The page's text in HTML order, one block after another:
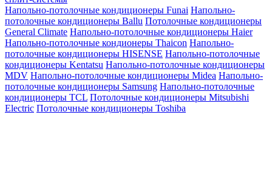
Напольно-потолочные кондиционеры Funai Напольно-
потолочные кондиционеры Ballu Потолочные кондиционеры
General Climate Напольно-потолочные кондиционеры Haier
Напольно-потолочные кондионеры Thaicon Напольно-
потолочные кондиционеры HISENSE Напольно-потолочные
кондиционеры Kentatsu Напольно-потолочные кондиционеры
MDV Напольно-потолочные кондиционеры Midea Напольно-
потолочные кондиционеры Samsung Напольно-потолочные
кондиционеры TCL Потолочные кондиционеры Mitsubishi
Electric Потолочные кондиционеры Toshiba